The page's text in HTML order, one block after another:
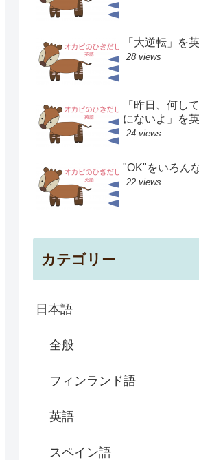
「大逆転」を
28 views
「昨日、何し
にないよ」を
24 views
"OK"をいろん
22 views
カテゴリー
日本語
全般
フィンランド語
英語
スペイン語